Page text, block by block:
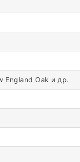
England Oak и др.